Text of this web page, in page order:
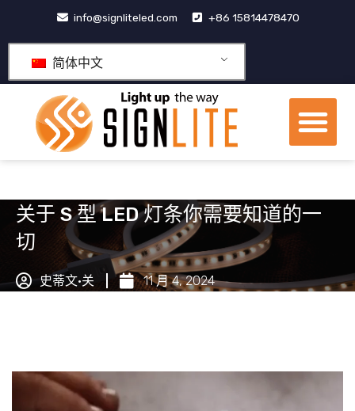
内
info@signliteled.com +86 15814478470
简体中文
菜
单
关于 S 型 LED 灯条你需要知道的一
切
史蒂文·关 11 月 4, 2024